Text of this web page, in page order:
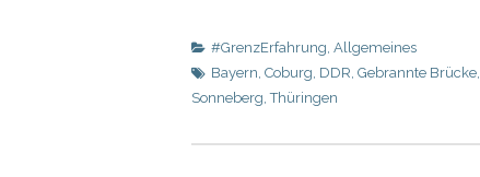
#GrenzErfahrung, Allgemeines
Bayern, Coburg, DDR, Gebrannte Brücke,
Sonneberg,Thüringen